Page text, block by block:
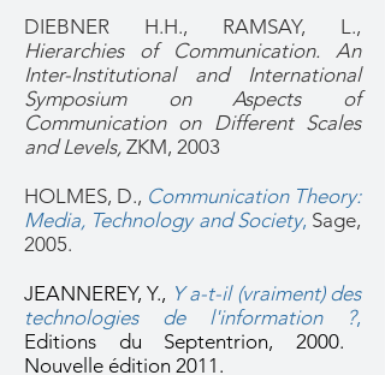
DIEBNER H.H., RAMSAY, L.,
Hierarchies of Communication. An
Inter-Institutional and International
Symposium on Aspects of
Communication on Different Scales
and Levels, ZKM, 2003
HOLMES, D., Communication Theory:
Media, Technology and Society, Sage,
2005.
JEANNEREY, Y., Y a-t-il (vraiment) des
technologies de l'information ?,
Editions du Septentrion, 2000.
Nouvelle édition 2011.